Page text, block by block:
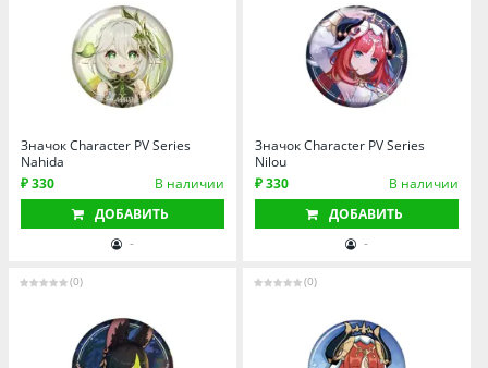
Тюменская область
Удмуртия
Ульяновская область
Значок Character PV Series
Nahida
₽ 330
В наличии
ДОБАВИТЬ
-
Значок Character PV Series
Nilou
₽ 330
В наличии
ДОБАВИТЬ
-
(0) (0)